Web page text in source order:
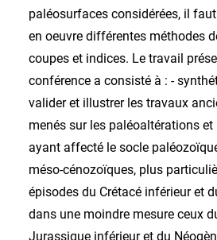
paléosurfaces considérées, il
en oeuvre différentes méthodes
coupes et indices. Le travail
conférence a consisté à : -
valider et illustrer les travaux
menés sur les paléoaltérations
ayant affecté le socle
méso-cénozoïques, plus
épisodes du Crétacé inférieur et
dans une moindre mesure ceux
Jurassique inférieur et du